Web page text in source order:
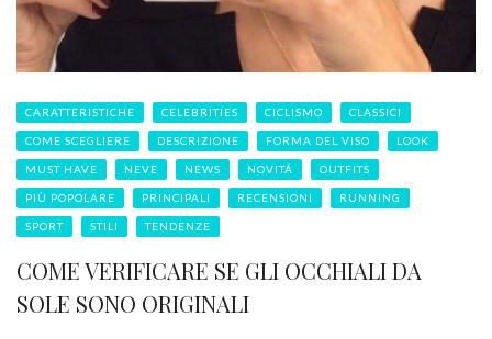
CARATTERISTICHE CELEBRITIES CICLISMO CLASSICI
COME SCEGLIERE DESCRIZIONE FORMA DEL VISO LOOK
MUST HAVE NEVE NEWS NOVITÁ OUTFITS
PIÙ POPOLARE PRINCIPALI RECENSIONI RUNNING
SPORT STILI TENDENZE
COME VERIFICARE SE GLI OCCHIALI DA
SOLE SONO ORIGINALI